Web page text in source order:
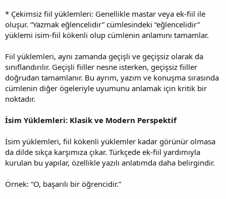
* Çekimsiz fiil yüklemleri: Genellikle mastar veya ek-fiil ile
oluşur. “Yazmak eğlencelidir” cümlesindeki “eğlencelidir”
yüklemi isim-fiil kökenli olup cümlenin anlamını tamamlar.
Fiil yüklemleri, aynı zamanda geçişli ve geçişsiz olarak da
sınıflandırılır. Geçişli fiiller nesne isterken, geçişsiz fiiller
doğrudan tamamlanır. Bu ayrım, yazım ve konuşma sırasında
cümlenin diğer ögeleriyle uyumunu anlamak için kritik bir
noktadır.
İsim Yüklemleri: Klasik ve Modern Perspektif
İsim yüklemleri, fiil kökenli yüklemler kadar görünür olmasa
da dilde sıkça karşımıza çıkar. Türkçede ek-fiil yardımıyla
kurulan bu yapılar, özellikle yazılı anlatımda daha belirgindir.
Örnek: “O, başarılı bir öğrencidir.”